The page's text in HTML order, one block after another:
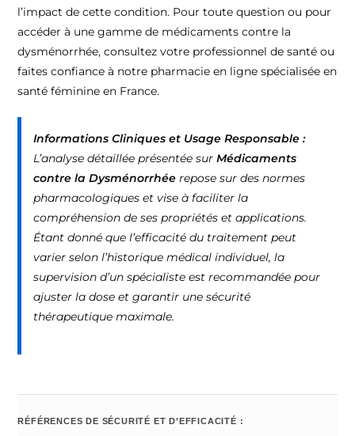
l’impact de cette condition. Pour toute question ou pour
accéder à une gamme de médicaments contre la
dysménorrhée, consultez votre professionnel de santé ou
faites confiance à notre pharmacie en ligne spécialisée en
santé féminine en France.
Informations Cliniques et Usage Responsable :
L’analyse détaillée présentée surMédicaments
contre la Dysménorrhée repose sur des normes
pharmacologiques et vise à faciliter la
compréhension de ses propriétés et applications.
Étant donné que l’efficacité du traitement peut
varier selon l’historique médical individuel, la
supervision d’un spécialiste est recommandée pour
ajuster la dose et garantir une sécurité
thérapeutique maximale.
RÉFÉRENCES DE SÉCURITÉ ET D’EFFICACITÉ :